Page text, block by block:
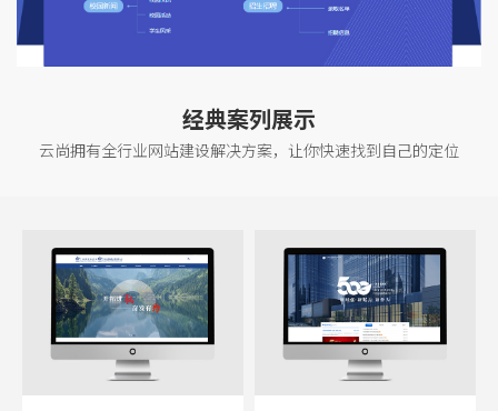
经典案列展示
云尚拥有全行业网站建设解决方案，让你快速找到自己的定位